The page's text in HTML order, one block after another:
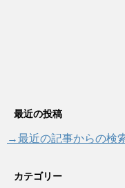
最近の投稿
→最近の記事からの検
カテゴリー